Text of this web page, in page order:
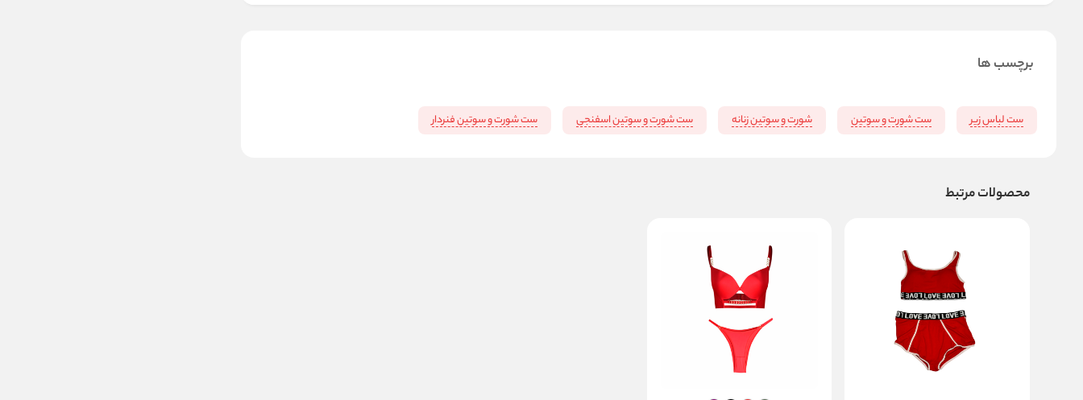
برچسب ها
ست لباس زیر ست شورت و سوتین شورت و سوتین زنانه ست شورت و سوتین اسفنجی ست شورت و سوتین فنردار
محصولات مرتبط